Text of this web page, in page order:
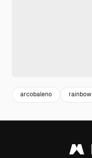
arcobaleno rainbow